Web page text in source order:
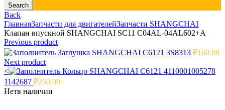
Search
Back
ГлавнаяЗапчасти для двигателейЗапчасти SHANGCHAI
Клапан впускной SHANGCHAI SC11 C04AL-04AL602+A
Previous product
Заглушка SHANGCHAI C6121 3S8313 ₽160.00
Next product
<
Кольцо SHANGCHAI C6121 4110001005278
1142687 ₽250.00
Нетв наличии